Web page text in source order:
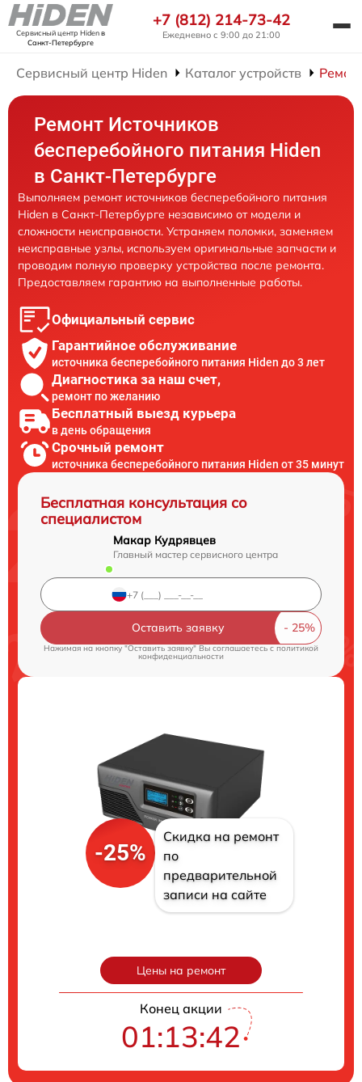
Сервисный центр Hidenв
Санкт-Петербурге
+7 (812) 214-73-42
Ежедневно с 9:00 до 21:00
Сервисный центр Hiden Каталог устройств
Ремонт Источников
бесперебойного питания Hiden
в Санкт-Петербурге
Выполняем ремонт источников бесперебойного питания
Hiden в Санкт-Петербурге независимо от модели и
сложности неисправности. Устраняем поломки, заменяем
неисправные узлы, используем оригинальные запчасти и
проводим полную проверку устройства после ремонта.
Предоставляем гарантию на выполненные работы.
Официальный сервис
Гарантийное обслуживание
источника бесперебойного питания Hiden до 3 лет
Диагностика за наш счет,
ремонт по желанию
Бесплатный выезд курьера
в день обращения
Срочный ремонт
источника бесперебойного питания Hiden от 35 минут
Бесплатная консультация со
специалистом
Макар Кудрявцев
Главный мастер сервисного центра
Оставить заявку
Нажимая на кнопку "Оставить заявку" Вы соглашаетесь c политикой
конфиденциальности
-25%
Скидка на ремонт
по
предварительной
записи на сайте
Цены на ремонт
Конец акции
01:13:41